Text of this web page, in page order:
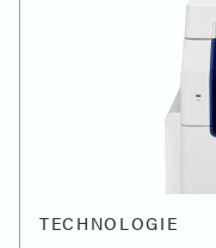
TECHNOLOGIE